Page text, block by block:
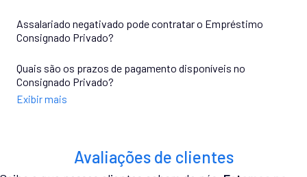
Assalariado negativado pode contratar o Empréstimo
Consignado Privado?
Quais são os prazos de pagamento disponíveis no
Consignado Privado?
Exibir mais
Avaliações de clientes